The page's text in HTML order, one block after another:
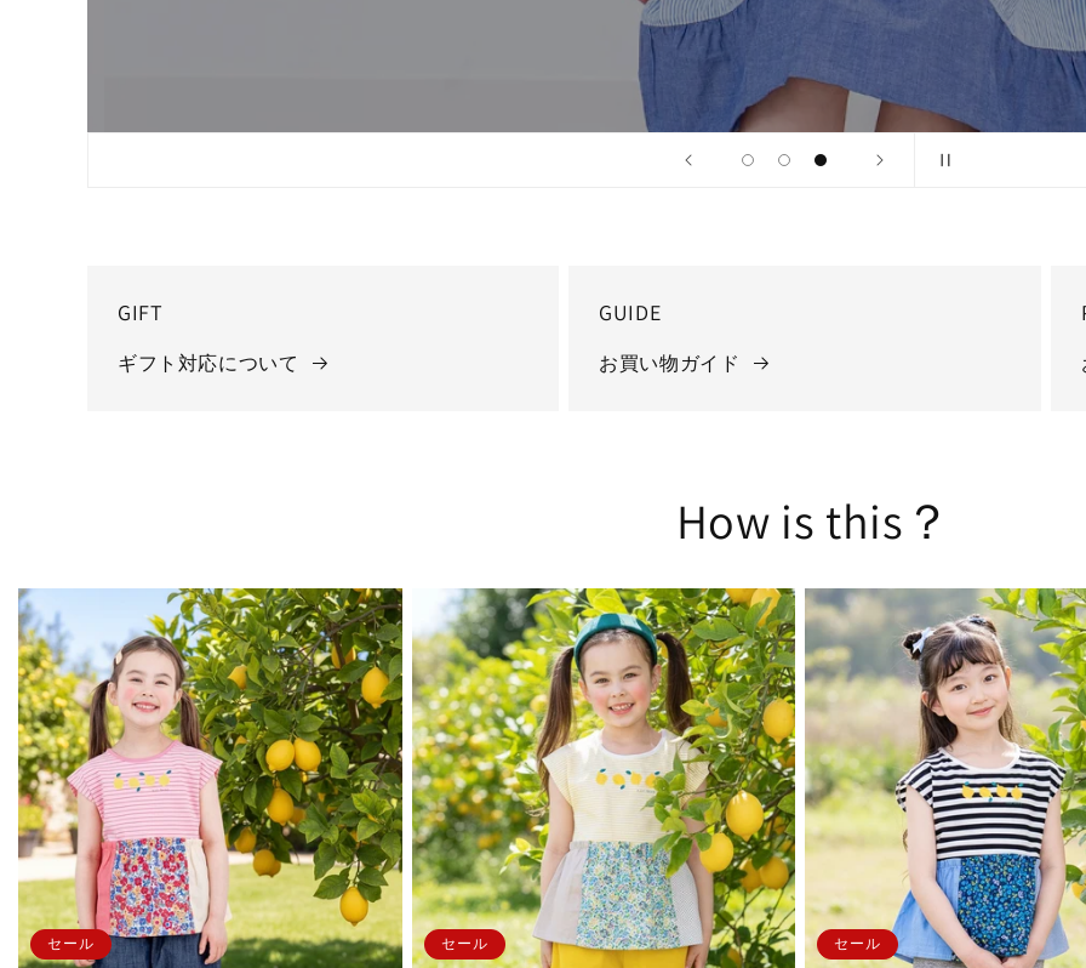
GIFT
ギフト対応について
GUIDE
お買い物ガイド
How is this？
セール セール セール